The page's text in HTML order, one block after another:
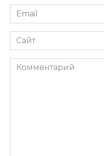
Email
*
Сайт
Комментарий